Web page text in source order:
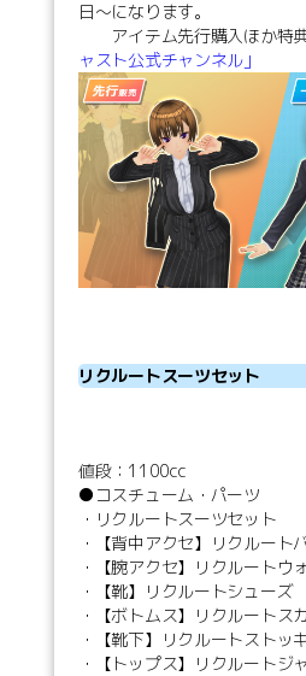
日～になります。
アイテム先行購入ほか特典
ャスト公式チャンネル」
リクルートスーツセット
値段：1100cc
●コスチューム・パーツ
・リクルートスーツセット
・【背中アクセ】リクルート
・【腕アクセ】リクルートウ
・【靴】リクルートシューズ
・【ボトムス】リクルートス
・【靴下】リクルートストッ
・【トップス】リクルートジ